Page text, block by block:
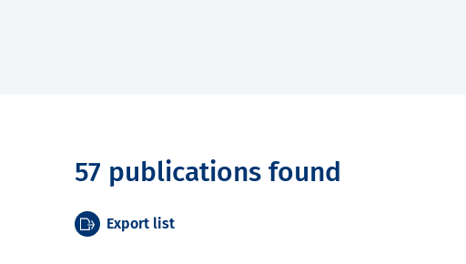
57 publications found
Export list